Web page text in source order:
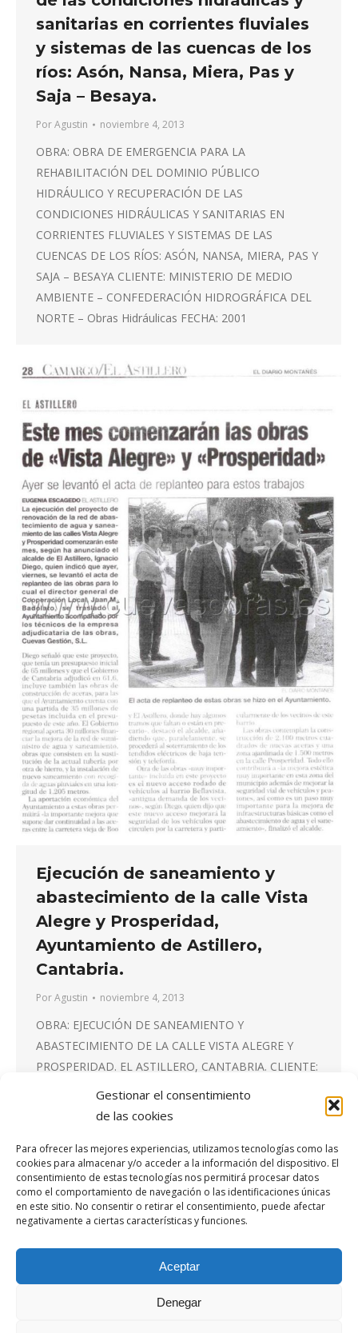
Gestionar el consentimiento
de las cookies
Para ofrecer las mejores experiencias, utilizamos tecnologías como las
cookies para almacenar y/o acceder a la información del dispositivo. El
consentimiento de estas tecnologías nos permitirá procesar datos
como el comportamiento de navegación o las identificaciones únicas
en este sitio. No consentir o retirar el consentimiento, puede afectar
negativamente a ciertas características y funciones.
Aceptar
Denegar
sanitarias en corrientes fluviales
y sistemas de las cuencas de los
ríos: Asón, Nansa, Miera, Pas y
Saja – Besaya.
PorAgustin noviembre 4, 2013
OBRA: OBRA DE EMERGENCIA PARA LA
REHABILITACIÓN DEL DOMINIO PÚBLICO
HIDRÁULICO Y RECUPERACIÓN DE LAS
CONDICIONES HIDRÁULICAS Y SANITARIAS EN
CORRIENTES FLUVIALES Y SISTEMAS DE LAS
CUENCAS DE LOS RÍOS: ASÓN, NANSA, MIERA, PAS Y
SAJA – BESAYA CLIENTE: MINISTERIO DE MEDIO
AMBIENTE – CONFEDERACIÓN HIDROGRÁFICA DEL
NORTE – Obras Hidráulicas FECHA: 2001
Ejecución de saneamiento y
abastecimiento de la calle Vista
Alegre y Prosperidad,
Ayuntamiento de Astillero,
Cantabria.
PorAgustin noviembre 4, 2013
OBRA: EJECUCIÓN DE SANEAMIENTO Y
ABASTECIMIENTO DE LA CALLE VISTA ALEGRE Y
PROSPERIDAD. EL ASTILLERO, CANTABRIA. CLIENTE:
FECHA: 2001